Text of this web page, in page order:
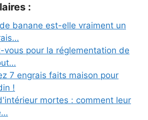
:
banane est-elle vraiment un
vous pour la réglementation de
7 engrais faits maison pour
!
mortes : comment leur